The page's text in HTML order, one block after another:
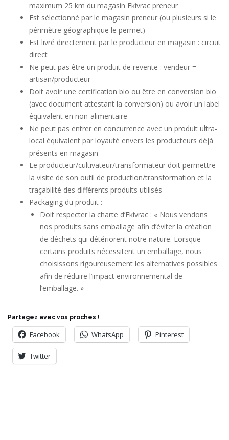
maximum 25 km du magasin Ekivrac preneur
Est sélectionné par le magasin preneur (ou plusieurs si le
périmètre géographique le permet)
Est livré directement par le producteur en magasin : circuit
direct
Ne peut pas être un produit de revente : vendeur =
artisan/producteur
Doit avoir une certification bio ou être en conversion bio
(avec document attestant la conversion) ou avoir un label
équivalent en non-alimentaire
Ne peut pas entrer en concurrence avec un produit ultra-
local équivalent par loyauté envers les producteurs déjà
présents en magasin
Le producteur/cultivateur/transformateur doit permettre
la visite de son outil de production/transformation et la
traçabilité des différents produits utilisés
Packaging du produit :
Doit respecter la charte d’Ekivrac : « Nous vendons
nos produits sans emballage afin d’éviter la création
de déchets qui détériorent notre nature. Lorsque
certains produits nécessitent un emballage, nous
choisissons rigoureusement les alternatives possibles
afin de réduire l’impact environnemental de
l’emballage. »
Partagez avec vos proches !
Facebook WhatsApp Pinterest
Twitter